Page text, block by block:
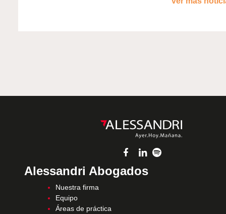
Alessandri Abogados
Nuestra firma
Equipo
Áreas de práctica